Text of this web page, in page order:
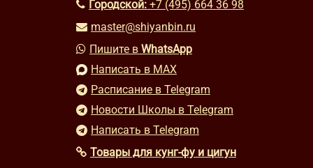
Городской: +7 (495) 664 36 98
master@shiyanbin.ru
Пишите в WhatsApp
Написать в MAX
Расписание в Telegram
Новости Школы в Telegram
Написать в Telegram
Товары для кунг-фу и цигун